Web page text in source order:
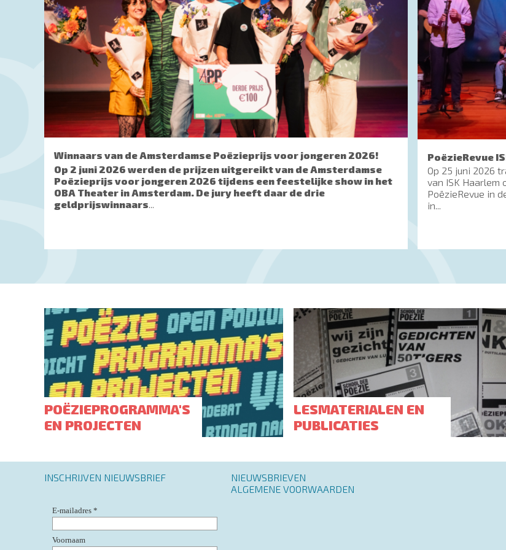
Winnaars van de Amsterdamse Poëzieprijs voor jongeren 2026!
Op 2 juni 2026 werden de prijzen uitgereikt van de Amsterdamse
Poëzieprijs voor jongeren 2026 tijdens een feestelijke show in het
OBA Theater in Amsterdam. De jury heeft daar de drie
geldprijswinnaars
PoëzieRevue
Op 25 juni 2026
van ISK Haarlem
PoëzieRevue in
in...
POËZIEPROGRAMMA'S
EN PROJECTEN
LESMATERIALEN EN
PUBLICATIES
Footer
menu
NIEUWSBRIEVEN
ALGEMENE VOORWAARDEN
INSCHRIJVEN NIEUWSBRIEF